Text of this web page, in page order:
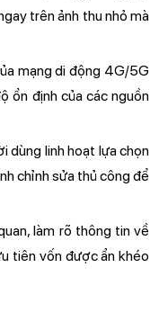
trên ảnh thu nhỏ mà
mạng di động 4G/5G
ổn định của các nguồn
dùng linh hoạt lựa chọn
chỉnh sửa thủ công để
làm rõ thông tin về
tiên vốn được ẩn khéo